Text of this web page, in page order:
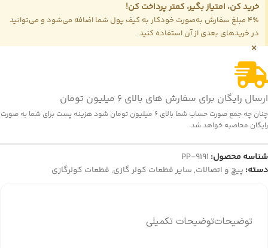
خرید کن، امتیاز بگیر، کمتر پرداخت کن!
4٪ مبلغ سفارش به‌صورت خودکار به کیف پول شما اضافه می‌شود و می‌توانید
در خریدهای بعدی از آن استفاده کنید.
×
ارسال رایگان برای سفارش های بالای 6 میلیون تومان
چنان چه جمع صورت حساب شما بالای 6 میلیون تومان شود هزینه پست برای شما به صورت
رایگان محاصبه خواهد شد.
شناسه محصول: PP-9191
دسته: پیچ و اتصالات, سایر قطعات کولر گازی, قطعات کولرگازی
توضیحاتتوضیحات تکمیلی